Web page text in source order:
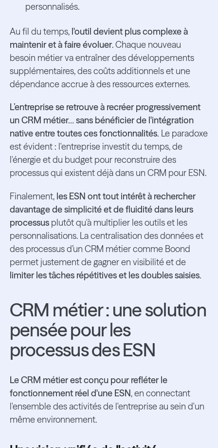
personnalisés.
Au fil du temps, l'outil devient plus complexe à
maintenir et à faire évoluer. Chaque nouveau
besoin métier va entraîner des développements
supplémentaires, des coûts additionnels et une
dépendance accrue à des ressources externes.
L’entreprise se retrouve à recréer progressivement
un CRM métier… sans bénéficier de l'intégration
native entre toutes ces fonctionnalités. Le paradoxe
est évident : l'entreprise investit du temps, de
l'énergie et du budget pour reconstruire des
processus qui existent déjà dans un CRM pour ESN.
Finalement, les ESN ont tout intérêt à rechercher
davantage de simplicité et de fluidité dans leurs
processusplutôt qu'à multiplier les outils et les
personnalisations. La centralisation des données et
des processus d’un CRM métier comme Boond
permet justement de gagner en visibilité et de
limiter les tâches répétitives et les doubles saisies.
CRM métier : une solution
pensée pour les
processus des ESN
Le CRM métier est conçu pour refléter le
fonctionnement réel d'une ESN, en connectant
l'ensemble des activités de l'entreprise au sein d'un
même environnement.